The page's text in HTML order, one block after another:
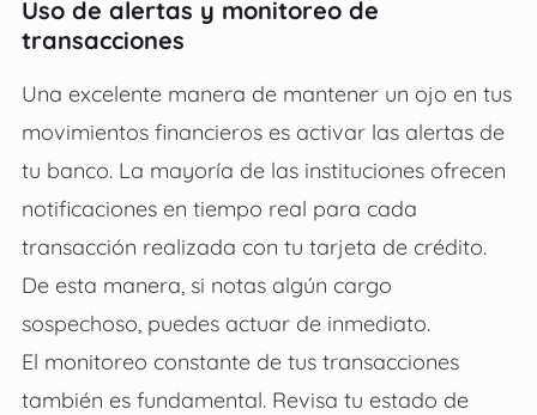
Uso de alertas y monitoreo de
transacciones
Una excelente manera de mantener un ojo en tus
movimientos financieros es activar las alertas de
tu banco. La mayoría de las instituciones ofrecen
notificaciones en tiempo real para cada
transacción realizada con tu tarjeta de crédito.
De esta manera, si notas algún cargo
sospechoso, puedes actuar de inmediato.
El monitoreo constante de tus transacciones
también es fundamental. Revisa tu estado de